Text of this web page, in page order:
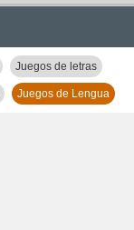
Juegos de letras
Juegos de Lengua